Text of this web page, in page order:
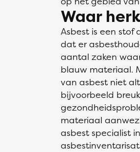
Waar
Asbest is een stof
dat er
aantal zaken
blauw materiaal.
van asbest niet
bijvoorbeeld
materiaal
asbest specialist